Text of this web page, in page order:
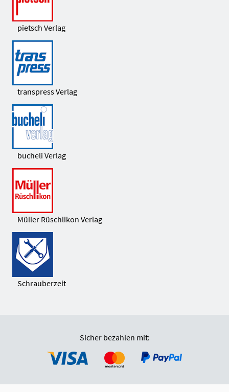
pietsch Verlag
transpress Verlag
bucheli Verlag
Müller Rüschlikon Verlag
Schrauberzeit
Sicher bezahlen mit: